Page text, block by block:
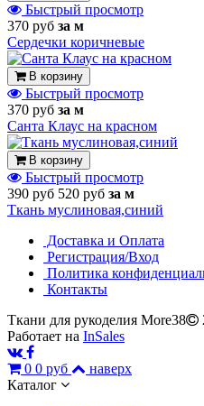
Быстрый просмотр
370 руб за м
Сердечки коричневые
В корзину
Быстрый просмотр
370 руб за м
Санта Клаус на красном
В корзину
Быстрый просмотр
390 руб 520 руб за м
Ткань муслиновая,синий
Доставка и Оплата
Регистрация/Вход
Политика
Контакты
Ткани для рукоделия More38
Работает на InSales
0 0 руб
наверх
Каталог